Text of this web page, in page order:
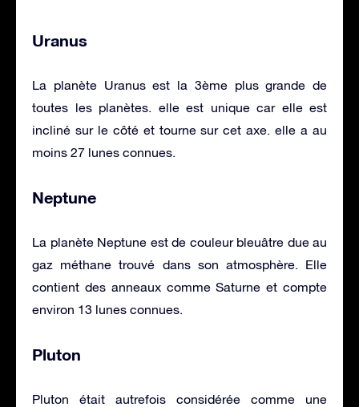
Uranus
La planète Uranus est la 3ème plus grande de
toutes les planètes. elle est unique car elle est
incliné sur le côté et tourne sur cet axe. elle a au
moins 27 lunes connues.
Neptune
La planète Neptune est de couleur bleuâtre due au
gaz méthane trouvé dans son atmosphère. Elle
contient des anneaux comme Saturne et compte
environ 13 lunes connues.
Pluton
Pluton était autrefois considérée comme une